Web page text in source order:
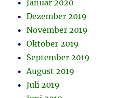
Januar 2020
Dezember 2019
November 2019
Oktober 2019
September 2019
August 2019
Juli 2019